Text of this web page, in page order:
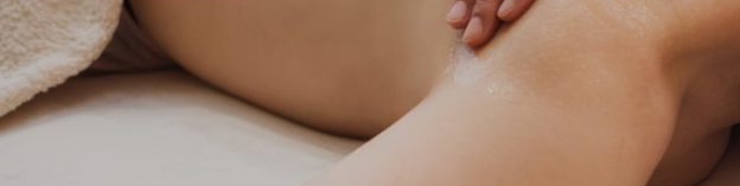
キビケ
を打つことで皮膚に
シミ・シワ・美白
ビナシスでは、シミ・シワの改善や美白を目指す多彩